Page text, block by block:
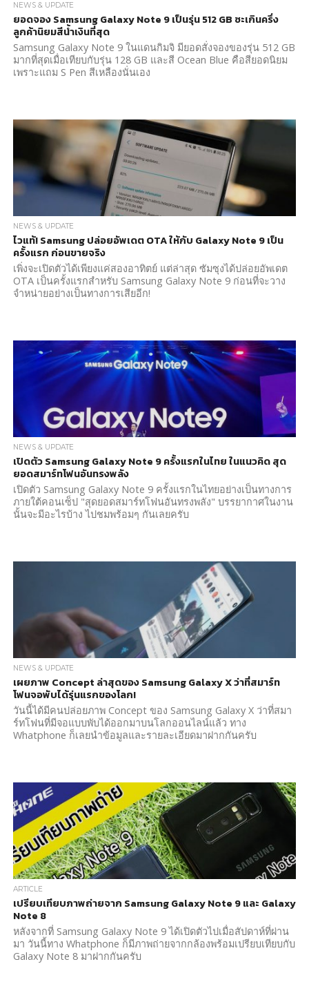
NEWS & UPDATE
ยอดจอง Samsung Galaxy Note 9 เป็นรุ่น 512 GB ซะเกินครึ่ง
ลูกค้านิยมสีน้ำเงินที่สุด
Samsung Galaxy Note 9 ในแดนกิมจิ มียอดสั่งจองของรุ่น 512 GB
มากที่สุดเมื่อเทียบกับรุ่น 128 GB และสี Ocean Blue คือสียอดนิยม
เพราะแถม S Pen สีเหลืองนั่นเอง
NEWS & UPDATE
ไวแท้! Samsung ปล่อยอัพเดต OTA ให้กับ Galaxy Note 9 เป็น
ครั้งแรก ก่อนขายจริง
เพิ่งจะเปิดตัวได้เพียงแค่สองอาทิตย์ แต่ล่าสุด ซัมซุงได้ปล่อยอัพเดต
OTA เป็นครั้งแรกสำหรับ Samsung Galaxy Note 9 ก่อนที่จะวาง
จำหน่ายอย่างเป็นทางการเสียอีก!
NEWS & UPDATE
เปิดตัว Samsung Galaxy Note 9 ครั้งแรกในไทย ในแนวคิด สุด
ยอดสมาร์ทโฟนอันทรงพลัง
เปิดตัว Samsung Galaxy Note 9 ครั้งแรกในไทยอย่างเป็นทางการ
ภายใต้คอนเซ็ป "สุดยอดสมาร์ทโฟนอันทรงพลัง" บรรยากาศในงาน
นั้นจะมีอะไรบ้าง ไปชมพร้อมๆ กันเลยครับ
NEWS & UPDATE
เผยภาพ Concept ล่าสุดของ Samsung Galaxy X ว่าที่สมาร์ท
โฟนจอพับได้รุ่นแรกของโลก!
วันนี้ได้มีคนปล่อยภาพ Concept ของ Samsung Galaxy X ว่าที่สมา
ร์ทโฟนที่มีจอแบบพับได้ออกมาบนโลกออนไลน์แล้ว ทาง
Whatphone ก็เลยนำข้อมูลและรายละเอียดมาฝากกันครับ
ARTICLE
เปรียบเทียบภาพถ่ายจาก Samsung Galaxy Note 9 และ Galaxy
Note 8
หลังจากที่ Samsung Galaxy Note 9 ได้เปิดตัวไปเมื่อสัปดาห์ที่ผ่าน
มา วันนี้ทาง Whatphone ก็มีภาพถ่ายจากกล้องพร้อมเปรียบเทียบกับ
Galaxy Note 8 มาฝากกันครับ